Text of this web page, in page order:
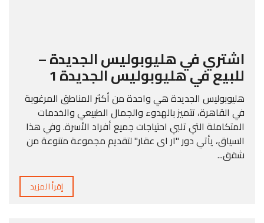
اشتري في هليوبوليس الجديدة –
للبيع في هليوبوليس الجديدة 1
هليوبوليس الجديدة هي واحدة من أكثر المناطق المرغوبة
في القاهرة، تتميز بالهدوء والجمال الطبيعي والخدمات
المتكاملة التي تلبي احتياجات جميع أفراد الأسرة. وفي هذا
السياق، يأتي دور "ار اى عقار" لتقديم مجموعة متنوعة من
شقق...
إقرأ المزيد